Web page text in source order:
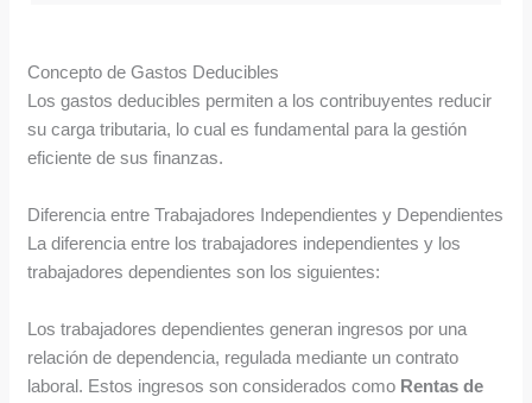
Concepto de Gastos Deducibles
Los gastos deducibles permiten a los contribuyentes reducir
su carga tributaria, lo cual es fundamental para la gestión
eficiente de sus finanzas.
Diferencia entre Trabajadores Independientes y Dependientes
La diferencia entre los trabajadores independientes y los
trabajadores dependientes son los siguientes:
Los trabajadores dependientes generan ingresos por una
relación de dependencia, regulada mediante un contrato
laboral. Estos ingresos son considerados como Rentas de